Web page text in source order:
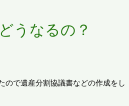
うなるの？
で遺産分割協議書などの作成をし